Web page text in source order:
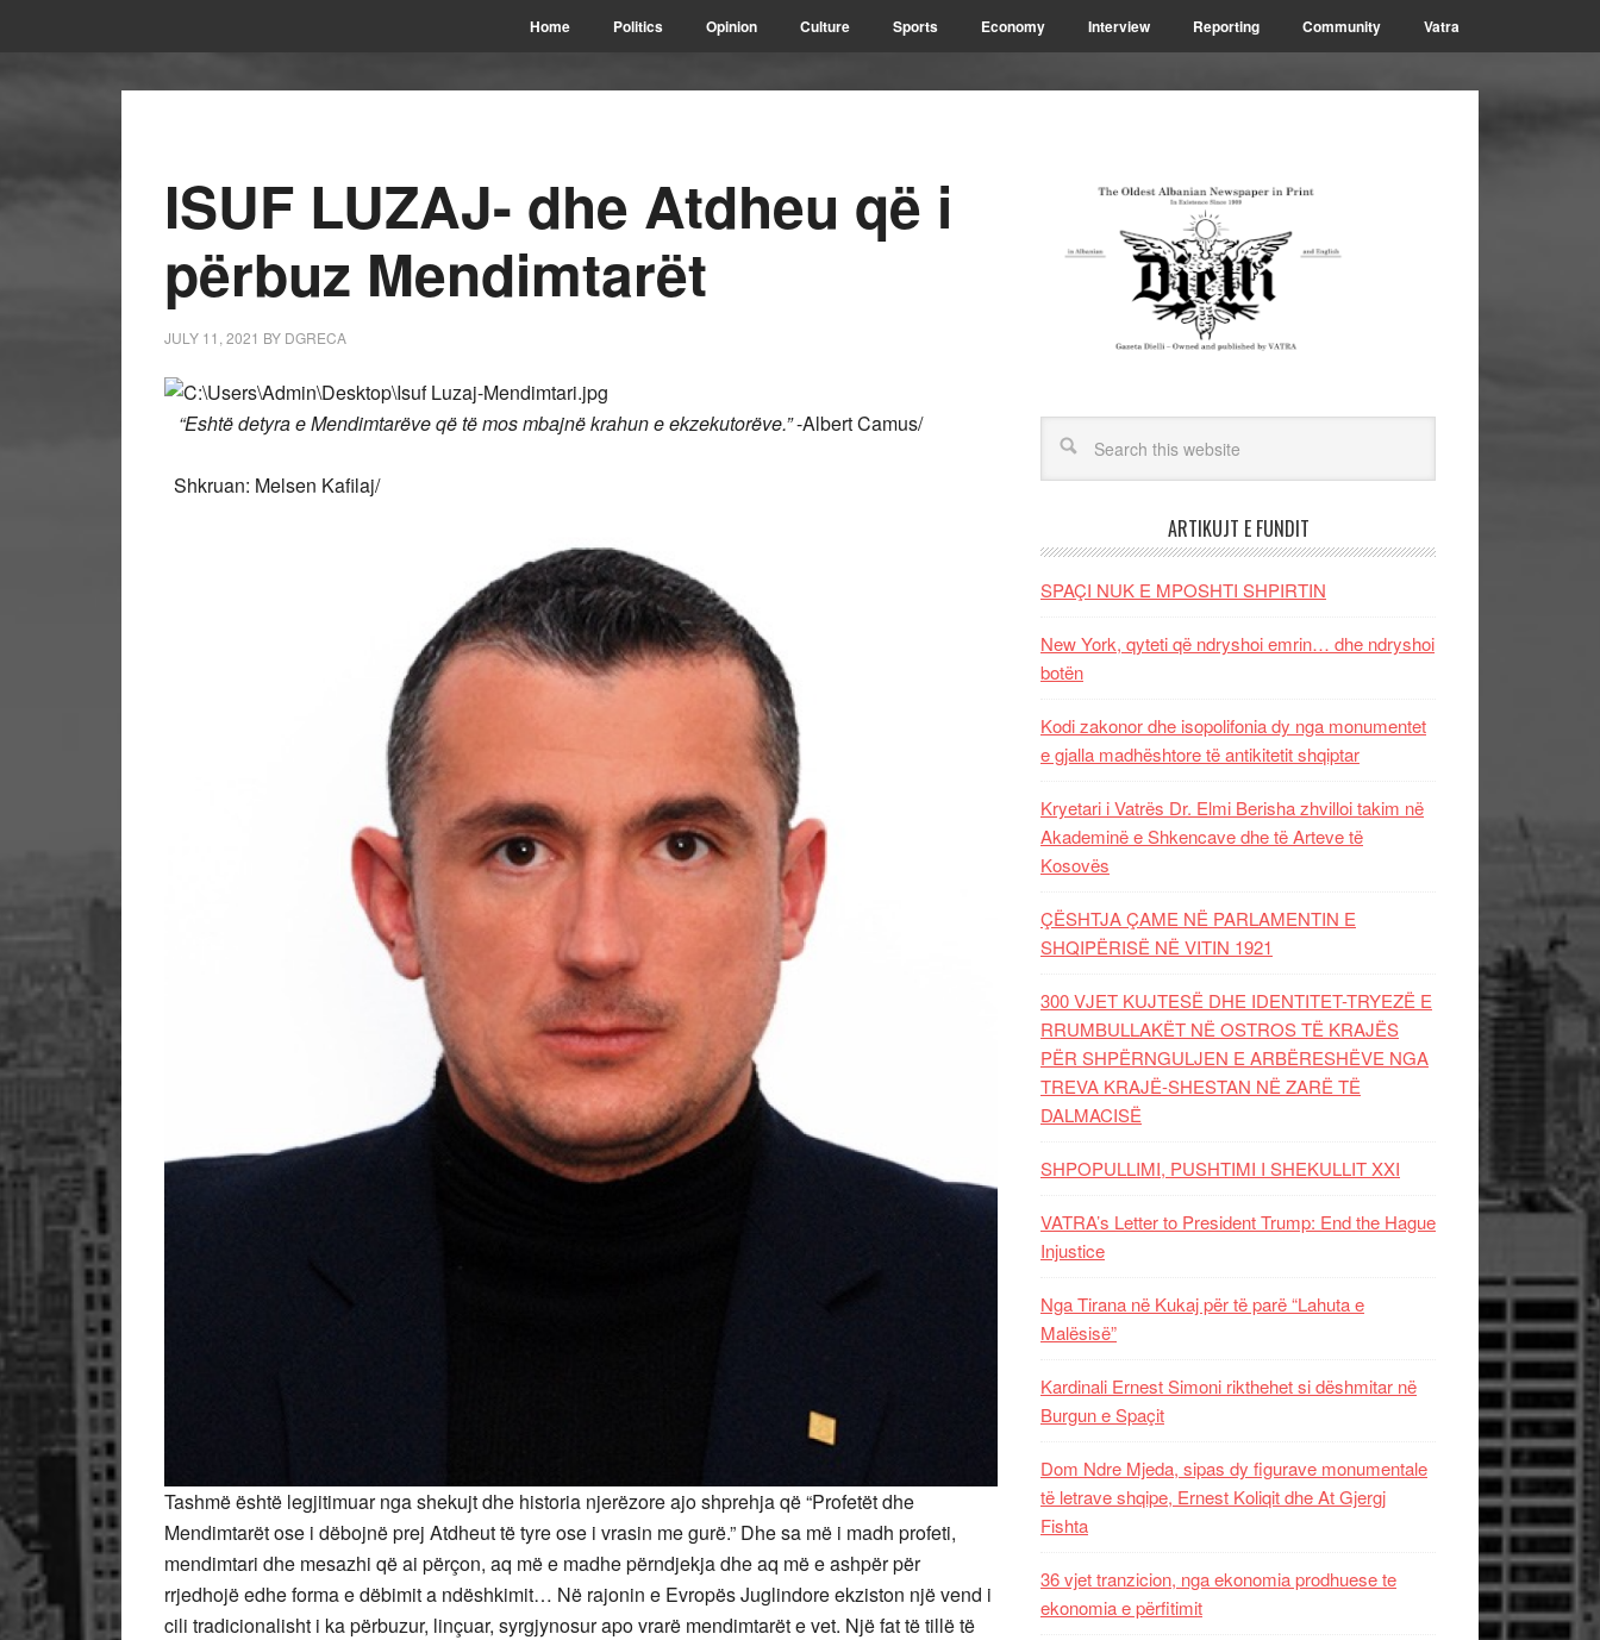
Home Politics Opinion Culture Sports Economy Interview Reporting Community Vatra
ISUF LUZAJ- dhe Atdheu që i
përbuz Mendimtarët
JULY 11, 2021 BY DGRECA
“Eshtë detyra e Mendimtarëve që të mos mbajnë krahun e ekzekutorëve.”-Albert Camus/
Shkruan: Melsen Kafilaj/
Tashmë është legjitimuar nga shekujt dhe historia njerëzore ajo shprehja që “Profetët dhe
Mendimtarët ose i dëbojnë prej Atdheut të tyre ose i vrasin me gurë.” Dhe sa më i madh profeti,
mendimtari dhe mesazhi që ai përçon, aq më e madhe përndjekja dhe aq më e ashpër për
rrjedhojë edhe forma e dëbimit a ndëshkimit… Në rajonin e Evropës Juglindore ekziston një vend i
cili tradicionalisht i ka përbuzur, linçuar, syrgjynosur apo vrarë mendimtarët e vet. Një fat të tillë të
ARTIKUJT E FUNDIT
SPAÇI NUK E MPOSHTI SHPIRTIN
New York, qyteti që ndryshoi emrin… dhe ndryshoi
botën
Kodi zakonor dhe isopolifonia dy nga monumentet
e gjalla madhështore të antikitetit shqiptar
Kryetari i Vatrës Dr. Elmi Berisha zhvilloi takim në
Akademinë e Shkencave dhe të Arteve të
Kosovës
ÇËSHTJA ÇAME NË PARLAMENTIN E
SHQIPËRISË NË VITIN 1921
300 VJET KUJTESË DHE IDENTITET-TRYEZË E
RRUMBULLAKËT NË OSTROS TË KRAJËS
PËR SHPËRNGULJEN E ARBËRESHËVE NGA
TREVA KRAJË-SHESTAN NË ZARË TË
DALMACISË
SHPOPULLIMI, PUSHTIMI I SHEKULLIT XXI
VATRA’s Letter to President Trump: End the Hague
Injustice
Nga Tirana në Kukaj për të parë “Lahuta e
Malësisë”
Kardinali Ernest Simoni rikthehet si dëshmitar në
Burgun e Spaçit
Dom Ndre Mjeda, sipas dy figurave monumentale
të letrave shqipe, Ernest Koliqit dhe At Gjergj
Fishta
36 vjet tranzicion, nga ekonomia prodhuese te
ekonomia e përfitimit